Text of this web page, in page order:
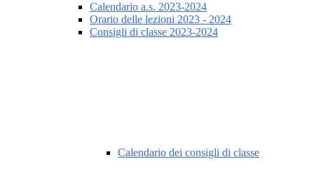
Calendario a.s. 2023-2024
Orario delle lezioni 2023 - 2024
Consigli di classe 2023-2024
Calendario dei consigli di classe